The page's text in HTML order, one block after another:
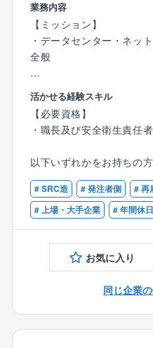
全国にあるソフトバンク
為、電気通信だけにとど
きる事が醍醐味のひとつで
＜働き方＞
・平均20時間/月、出勤ペ
・繁忙期末時は平均30時
有
時間外対応について：
基本的に日勤ですが、夜
急対応が発生する場合が
緊急時はまず課長に連絡
します。必ずしも予定を
できる社員が現地へ向かい
な役割であり、技術的な
のコミュニケーション能
す。
【採用部門概要】
▼エンジニアリング本部
国際陸揚局でのコロケー
業務内容
【ミッション】
・データセンター・ネッ
全般
【主な業務】
・ネットワーク設備の導
・ファシリティ設備の導
＜ネットワーク・データ
・日次・月次・年次点検
・定期点検で発見した故
交換工事
・工事における予算、工
・データ分析、効率化、
【採用部門概要】
■ネットワークセンター
守、点検、修繕、工事監督
活かせる経験スキル
【必要資格】
・職長及び安全衛生責任
以下いずれかをお持ちの方
・2級施工管理技士（補）
土木、建設機械、建築、
・第2種電気工事士
【勤務形態】
・シフト勤務、夜間・休
【実務経験】
# SRC造 # 発注者側
# 再
# 上場・大手企業
# 年間休
お気に入り
同じ企業